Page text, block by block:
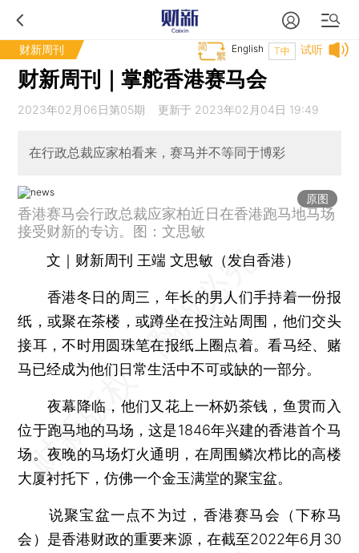
财新周刊 试听
T中
English
财新周刊｜掌舵香港赛马会
2023年02月06日第05期 更新于 2023年02月04日 19:49
在行政总裁应家柏看来，赛马并不等同于博彩
原图
香港赛马会行政总裁应家柏近日在香港跑马地马场
接受财新的专访。图：文思敏
文｜财新周刊 王端 文思敏（发自香港）
香港冬日的周三，年长的男人们手持着一份报
纸，或聚在茶楼，或蹲坐在投注站周围，他们交头
接耳，不时用圆珠笔在报纸上圈点着。看马经、赌
马已经成为他们日常生活中不可或缺的一部分。
夜幕降临，他们又花上一杯奶茶钱，鱼贯而入
位于跑马地的马场，这是1846年兴建的香港首个马
场。夜晚的马场灯火通明，在周围鳞次栉比的高楼
大厦衬托下，仿佛一个金玉满堂的聚宝盆。
说聚宝盆一点不为过，香港赛马会（下称马
会）是香港财政的重要来源，在截至2022年6月30